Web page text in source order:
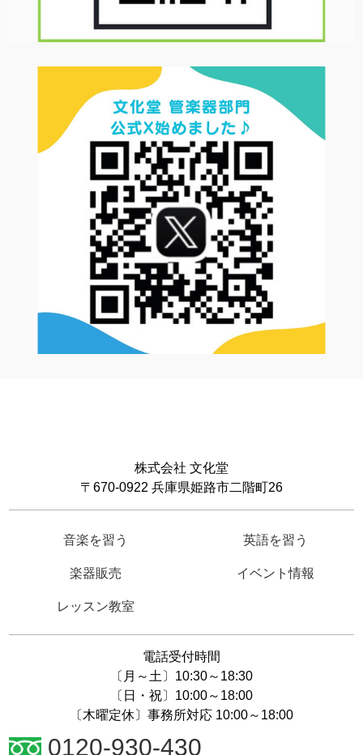
株式会社 文化堂
〒670-0922 兵庫県姫路市二階町26
音楽を習う 英語を習う
楽器販売 イベント情報
レッスン教室
電話受付時間
〔月～土〕10:30～18:30
〔日・祝〕10:00～18:00
〔木曜定休〕事務所対応 10:00～18:00
0120-930-430